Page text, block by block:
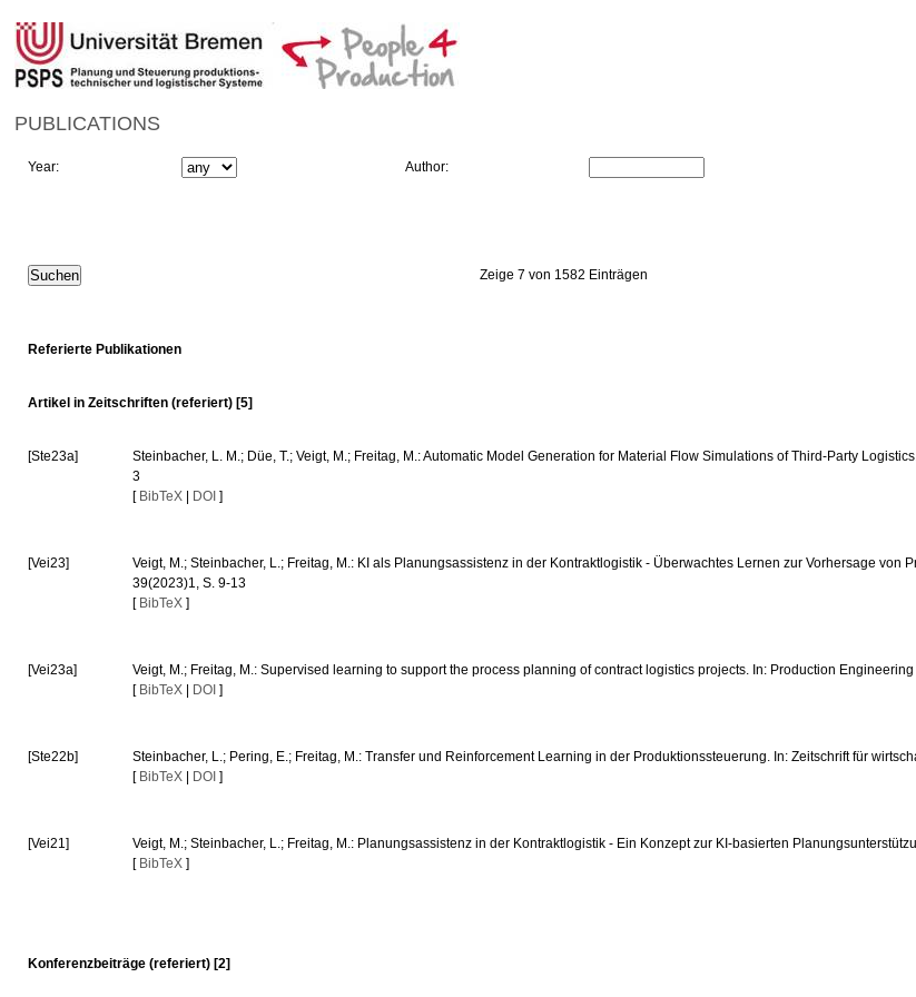
PUBLICATIONS
Year: Author:
Zeige 7 von 1582 Einträgen
Referierte Publikationen
Artikel in Zeitschriften (referiert) [5]
[Ste23a]
Steinbacher, L. M.; Düe, T.; Veigt, M.; Freitag, M.: Automatic Model Generation for Material Flow Simulations of Third-Party
3
[ BibTeX DOI ]
[Vei23]
Veigt, M.; Steinbacher, L.; Freitag, M.: KI als Planungsassistenz in der Kontraktlogistik - Überwachtes Lernen zur Vorhersage
39(2023)1, S. 9-13
[ BibTeX ]
[Vei23a]
Veigt, M.; Freitag, M.: Supervised learning to support the process planning of contract logistics projects. In: Production
[ BibTeX DOI ]
[Ste22b]
Steinbacher, L.; Pering, E.; Freitag, M.: Transfer und Reinforcement Learning in der Produktionssteuerung. In: Zeitschrift für
[ BibTeX DOI ]
[Vei21]
Veigt, M.; Steinbacher, L.; Freitag, M.: Planungsassistenz in der Kontraktlogistik - Ein Konzept zur KI-basierten
[ BibTeX ]
Konferenzbeiträge (referiert) [2]